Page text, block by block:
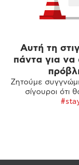
Αυτή τη
πάντα για να
Ζητούμε
σίγουροι ότι